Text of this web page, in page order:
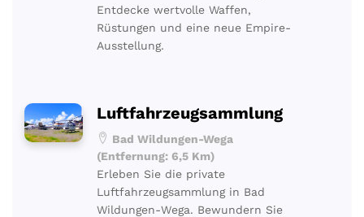
Entdecke wertvolle Waffen,
Rüstungen und eine neue Empire-
Ausstellung.
Luftfahrzeugsammlung
Bad Wildungen-Wega
(Entfernung: 6,5 Km)
Erleben Sie die private
Luftfahrzeugsammlung in Bad
Wildungen-Wega. Bewundern Sie